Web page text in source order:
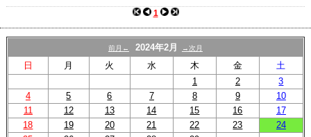
1
前月← 2024年2月 →次月
日 月 火 水 木 金
土
1
2
3
4
5 6 7 8 9
10
11
12 13 14 15 16
17
18
19 20 21 22 23
24